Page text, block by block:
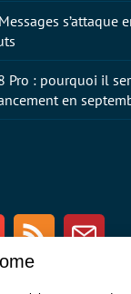
Youtube RSS
s’attaque
Pro : pourquoi il
en